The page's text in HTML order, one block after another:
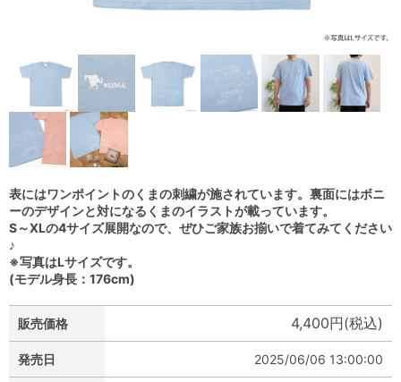
表にはワンポイントのくまの刺繍が施されています。裏面にはボニ
ーのデザインと対になるくまのイラストが載っています。
S～XLの4サイズ展開なので、ぜひご家族お揃いで着てみてください
♪
※写真はLサイズです。
(モデル身長：176cm)
販売価格 4,400円(税込)
発売日 2025/06/06 13:00:00